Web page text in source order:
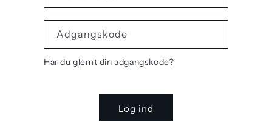
Adgangskode
Har du glemt din adgangskode?
Log ind